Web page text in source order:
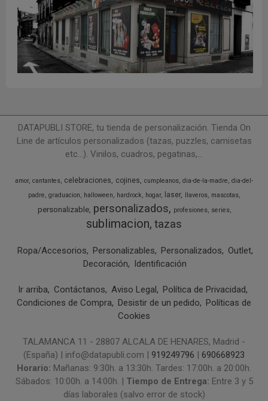
DATAPUBLI STORE, tu tienda de personalización. Tienda On
Line de artículos personalizados (tazas, puzzles, camisetas
etc...). Vinilos, cuadros, pegatinas,...
amor cantantes celebraciones cojines cumpleanos dia-de-la-madre dia-del-
padre graduacion halloween hardrock hogar laser llaveros mascotas
personalizable personalizados profesiones series
sublimacion tazas
Ropa/Accesorios Personalizables Personalizados
Outlet
Decoración
Identificación
Ir arriba Contáctanos Aviso Legal
Política de Privacidad
Condiciones de Compra
Desistir de un pedido
Políticas de
Cookies
TALAMANCA 11 - 28807 ALCALA DE HENARES, Madrid -
(España) | info@datapubli.com | 919249796 | 690668923
Horario: Mañanas: 9:30h. a 13:30h. Tardes: 17:00h. a 20:00h.
Sábados: 10:00h. a 14:00h. | Tiempo de Entrega: Entre 3 y 5
días laborales (salvo error de stock)